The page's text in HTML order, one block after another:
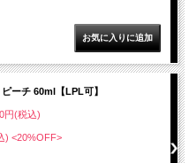
ーチ 60ml【LPL可】
円(税込)
) <20%OFF>